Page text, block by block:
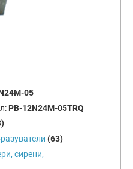
05
PB-12N24M-05TRQ
(63)
сирени,